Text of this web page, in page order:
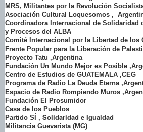
MRS, Militantes por la Revolución
Asociación Cultural Loquesomos ,
Coordinadora Internacional de Solidaridad
y Procesos del ALBA
Comité Internacional por la Libertad de los
Frente Popular para la Liberación de
Proyecto Tatu ,Argentina
Fundación Un Mundo Mejor es Posible
Centro de Estudios de GUATEMALA ,CEG
Programa de Radio La Deuda Eterna
Espacio de Radio Rompiendo Muros
Fundación El Prosumidor
Casa de los Pueblos
Partido SÍ , Solidaridad e Igualdad
Militancia Guevarista (MG)